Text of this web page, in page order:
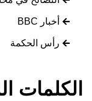
أخبار BBC
رأس الحكمة
الكلمات